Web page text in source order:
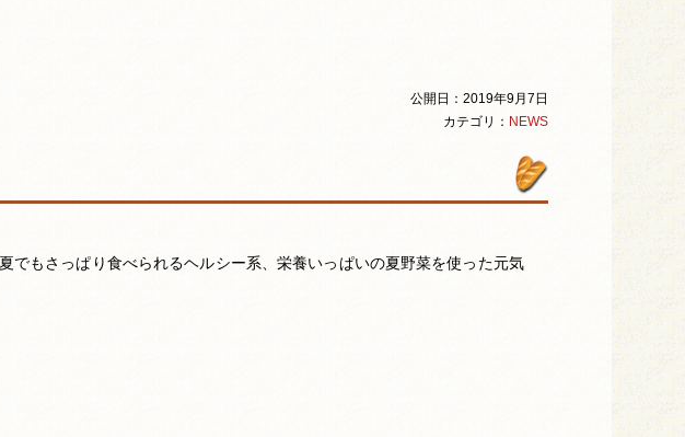
公開日：2019年9月7日
カテゴリ： NEWS
でもさっぱり食べられるヘルシー系、栄養いっぱいの夏野菜を使った元気